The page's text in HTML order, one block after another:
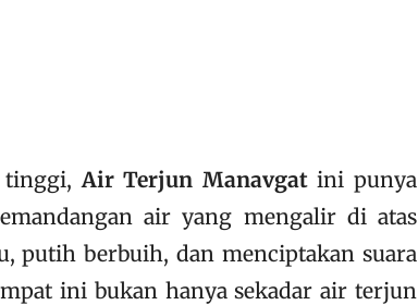
tinggi,Air Terjun Manavgatini punya
air yang mengalir di atas
putih berbuih, dan menciptakan suara
ini bukan hanya sekadar air terjun